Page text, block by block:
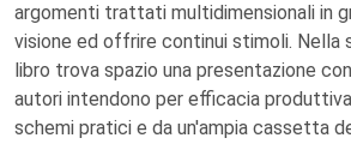
argomenti trattati multidimensionali in
visione ed offrire continui stimoli. Nella
libro trova spazio una presentazione
autori intendono per efficacia
schemi pratici e da un'ampia cassetta